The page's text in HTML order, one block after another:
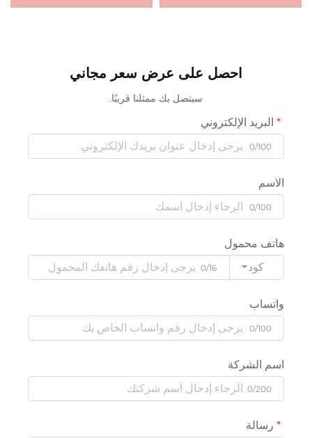
احصل على عرض سعر مجاني
سيتصل بك ممثلنا قريبًا.
البريد الإلكتروني
0/100
الاسم
0/100
هاتف محمول
كود
0/16
واتساب
0/100
اسم الشركة
0/200
رسالة